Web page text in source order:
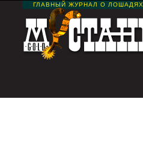
ГЛАВНЫЙ ЖУРНАЛ О ЛОШАДЯХ